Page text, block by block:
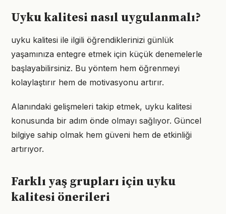
Uyku kalitesi nasıl uygulanmalı?
uyku kalitesi ile ilgili öğrendiklerinizi günlük
yaşamınıza entegre etmek için küçük denemelerle
başlayabilirsiniz. Bu yöntem hem öğrenmeyi
kolaylaştırır hem de motivasyonu artırır.
Alanındaki gelişmeleri takip etmek, uyku kalitesi
konusunda bir adım önde olmayı sağlıyor. Güncel
bilgiye sahip olmak hem güveni hem de etkinliği
artırıyor.
Farklı yaş grupları için uyku
kalitesi önerileri